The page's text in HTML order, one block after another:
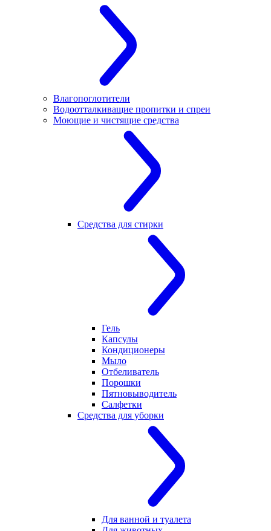
Влагопоглотители
Водоотталкиващие пропитки и спреи
Моющие и чистящие средства
Средства для стирки
Гель
Капсулы
Кондиционеры
Мыло
Отбеливатель
Порошки
Пятновыводитель
Салфетки
Средства для уборки
Для ванной и туалета